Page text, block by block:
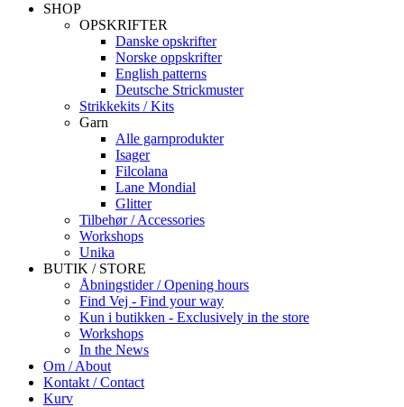
SHOP
OPSKRIFTER
Danske opskrifter
Norske oppskrifter
English patterns
Deutsche Strickmuster
Strikkekits / Kits
Garn
Alle garnprodukter
Isager
Filcolana
Lane Mondial
Glitter
Tilbehør / Accessories
Workshops
Unika
BUTIK / STORE
Åbningstider / Opening hours
Find Vej - Find your way
Kun i butikken - Exclusively in the store
Workshops
In the News
Om / About
Kontakt / Contact
Kurv